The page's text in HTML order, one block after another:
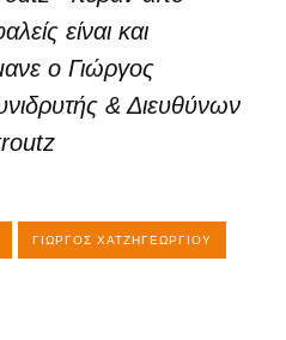
είναι και
ο Γιώργος
& Διευθύνων
ΓΙΏΡΓΟΣ ΧΑΤΖΗΓΕΩΡΓΊΟΥ